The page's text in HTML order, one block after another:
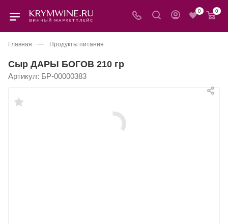
0 0
Главная — Продукты питания
Сыр ДАРЫ БОГОВ 210 гр
Артикул: БР-00000383